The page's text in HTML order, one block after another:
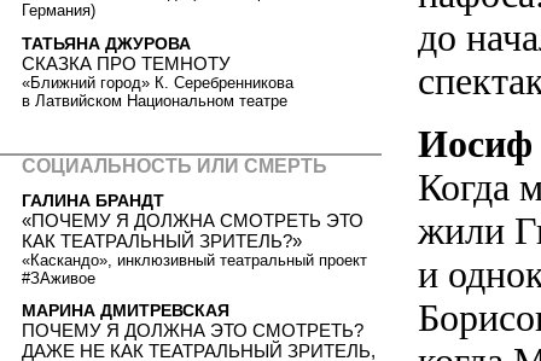
до
Иосиф
Когда
жили
и
Германия)
ТАТЬЯНА ДЖУРОВА
СКАЗКА ПРО ТЕМНОТУ
«Ближний город» К. Серебренникова
в Латвийском Национальном театре
СОЦИАЛЬНОСТЬ ИЛИ СМЕРТЬ
ГАЛИНА БРАНДТ
«ПОЧЕМУ Я ДОЛЖНА СМОТРЕТЬ ЭТО
КАК ТЕАТРАЛЬНЫЙ ЗРИТЕЛЬ?»
«Каскандо», инклюзивный театральный проект
#ЗАживое
МАРИНА ДМИТРЕВСКАЯ
ПОЧЕМУ Я ДОЛЖНА ЭТО СМОТРЕТЬ?
ДАЖЕ НЕ КАК ТЕАТРАЛЬНЫЙ ЗРИТЕЛЬ,